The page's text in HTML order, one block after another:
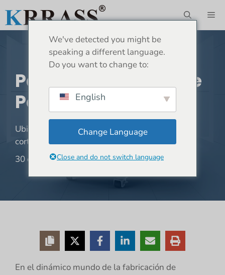
contenido
Parámetros De Corte
Por Láser De 4000 W
Ubicación: Hogar»Tutoriales»Parámetros de
corte por láser de 4000 W
30 de mayo de 20241.108 views
En el dinámico mundo de la fabricación de
We've detected you might be
speaking a different language.
Do you want to change to:
English
Change Language
Close and do not switch language